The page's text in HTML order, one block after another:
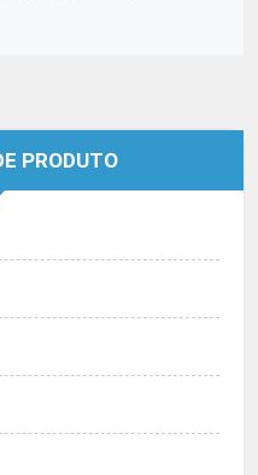
PRODUTO